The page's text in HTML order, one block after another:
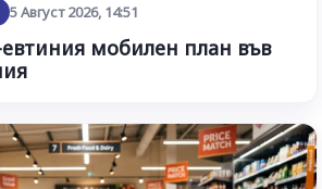
5 Август 2026, 14:51
евтиния мобилен план във